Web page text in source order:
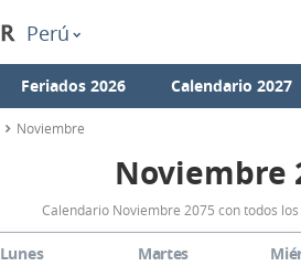
Perú
Feriados 2026 Calendario 2027
Noviembre
Noviembre
Calendario Noviembre 2075 con todos
Lunes Martes